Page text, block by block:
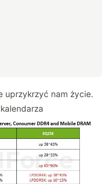
uprzykrzyć nam życie.